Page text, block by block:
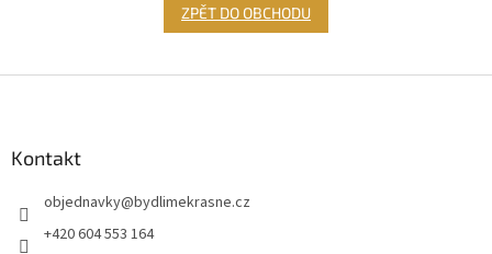
ZPĚT DO OBCHODU
Kontakt
objednavky@bydlimekrasne.cz
+420 604 553 164